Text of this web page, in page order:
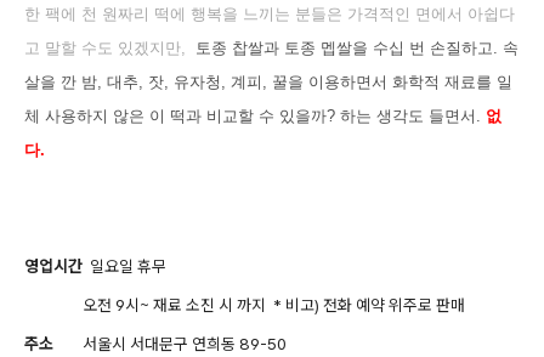
한 팩에 천 원짜리 떡에 행복을 느끼는 분들은 가격적인 면에서 아쉽다
고 말할 수도 있겠지만,
토종 찹쌀과 토종 멥쌀을 수십 번 손질하고. 속
살을 깐 밤, 대추, 잣, 유자청, 계피, 꿀을 이용하면서 화학적 재료를 일
체 사용하지 않은 이 떡과 비교할 수 있을까? 하는 생각도 들면서. 없
다.
영업시간 일요일 휴무
오전 9시~ 재료 소진 시 까지 * 비고) 전화 예약 위주로 판매
주소
서울시 서대문구 연희동 89-50